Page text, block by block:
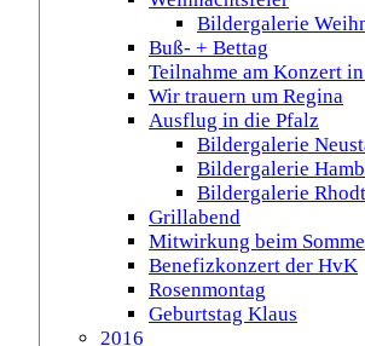
Bildergalerie
Buß- + Bettag
Teilnahme am Konzert
Wir trauern um Regina
Ausflug in die Pfalz
Bildergalerie
Bildergalerie
Bildergalerie Rhodt
Grillabend
Mitwirkung beim
Benefizkonzert der HvK
Rosenmontag
Geburtstag Klaus
2016